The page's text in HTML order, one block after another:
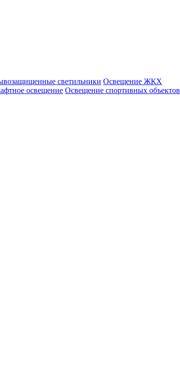
светильники Освещение ЖКХ
освещение Освещение спортивных объектов